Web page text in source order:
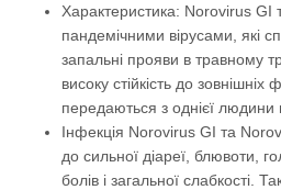
Характеристика: Norovirus GI
пандемічними вірусами, які
запальні прояви в травному
високу стійкість до зовнішніх
передаються з однієї людини
Інфекція Norovirus GI та
до сильної діареї, блювоти,
болів і загальної слабкості.